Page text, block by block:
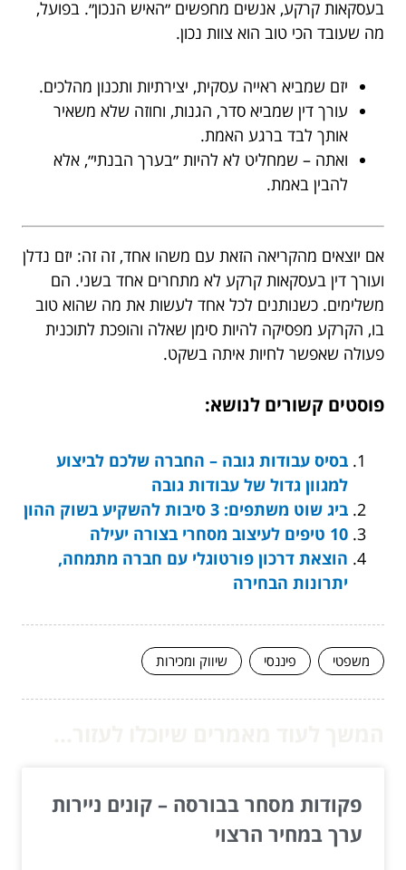
בעסקאות קרקע, אנשים מחפשים ״האיש הנכון״. בפועל,
מה שעובד הכי טוב הוא צוות נכון.
יזם שמביא ראייה עסקית, יצירתיות ותכנון מהלכים.
עורך דין שמביא סדר, הגנות, וחוזה שלא משאיר
אותך לבד ברגע האמת.
ואתה – שמחליט לא להיות ״בערך הבנתי״, אלא
להבין באמת.
אם יוצאים מהקריאה הזאת עם משהו אחד, זה זה: יזם נדלן
ועורך דין בעסקאות קרקע לא מתחרים אחד בשני. הם
משלימים. כשנותנים לכל אחד לעשות את מה שהוא טוב
בו, הקרקע מפסיקה להיות סימן שאלה והופכת לתוכנית
פעולה שאפשר לחיות איתה בשקט.
פוסטים קשורים לנושא:
בסיס עבודות גובה – החברה שלכם לביצוע
למגוון גדול של עבודות גובה
ביג שוט משתפים: 3 סיבות להשקיע בשוק ההון
10 טיפים לעיצוב מסחרי בצורה יעילה
הוצאת דרכון פורטוגלי עם חברה מתמחה,
יתרונות הבחירה
משפטי פיננסי שיווק ומכירות
פקודות מסחר בבורסה – קונים ניירות
ערך במחיר הרצוי